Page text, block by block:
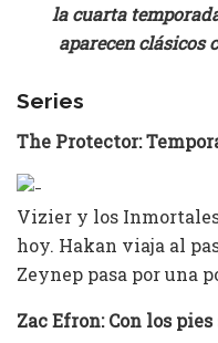
la cuarta
aparecen clásicos
Series
The Protector:
Vizier y los
hoy. Hakan viaja al
Zeynep pasa por una
Zac Efron: Con los